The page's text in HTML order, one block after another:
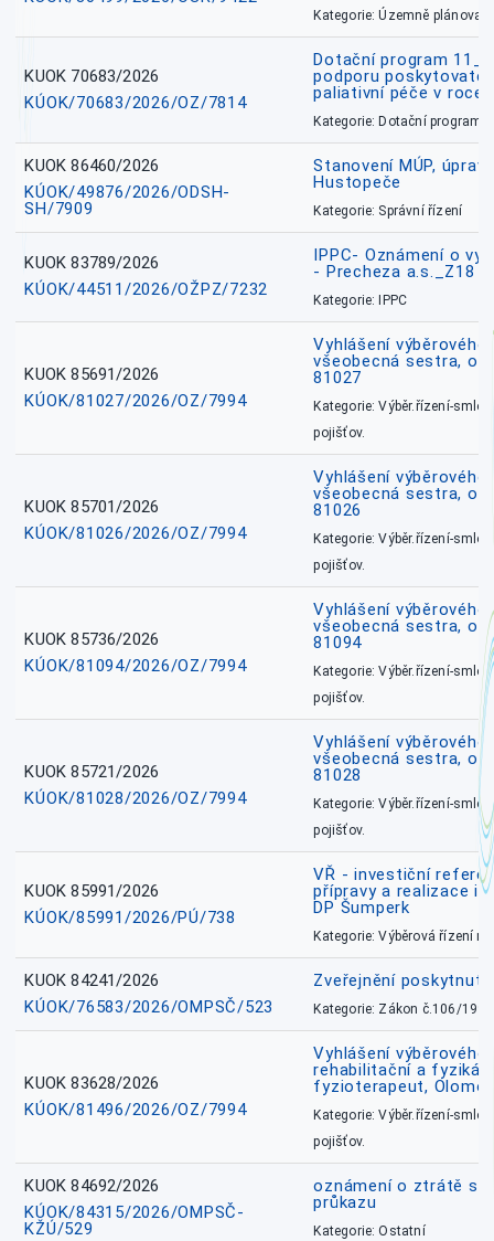
Kategorie: Územně
KUOK 70683/2026
KÚOK/70683/2026/OZ/7814
Dotační program
podporu
paliativní péče v roce
Kategorie: Dotační
KUOK 86460/2026
KÚOK/49876/2026/ODSH-
SH/7909
Stanovení MÚP,
Hustopeče
Kategorie: Správní řízení
KUOK 83789/2026
KÚOK/44511/2026/OŽPZ/7232
IPPC- Oznámení o
- Precheza a.s._Z18
Kategorie: IPPC
KUOK 85691/2026
KÚOK/81027/2026/OZ/7994
Vyhlášení
všeobecná sestra,
81027
Kategorie: Výběr.řízení-
pojišťov.
KUOK 85701/2026
KÚOK/81026/2026/OZ/7994
Vyhlášení
všeobecná sestra,
81026
Kategorie: Výběr.řízení-
pojišťov.
KUOK 85736/2026
KÚOK/81094/2026/OZ/7994
Vyhlášení
všeobecná sestra,
81094
Kategorie: Výběr.řízení-
pojišťov.
KUOK 85721/2026
KÚOK/81028/2026/OZ/7994
Vyhlášení
všeobecná sestra,
81028
Kategorie: Výběr.řízení-
pojišťov.
KUOK 85991/2026
KÚOK/85991/2026/PÚ/738
VŘ - investiční
přípravy a realizace
DP Šumperk
Kategorie: Výběrová řízení
KUOK 84241/2026
KÚOK/76583/2026/OMPSČ/523
Zveřejnění
Kategorie: Zákon č.106/1999
KUOK 83628/2026
KÚOK/81496/2026/OZ/7994
Vyhlášení
rehabilitační a
fyzioterapeut,
Kategorie: Výběr.řízení-
pojišťov.
KUOK 84692/2026
KÚOK/84315/2026/OMPSČ-
KŽÚ/529
oznámení o ztrátě
průkazu
Kategorie: Ostatní